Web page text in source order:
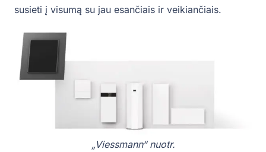
susieti į visumą su jau esančiais ir veikiančiais.
„Viessmann“ nuotr.